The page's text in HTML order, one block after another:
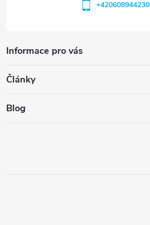
Informace pro vás
Články
Blog
+420608944230